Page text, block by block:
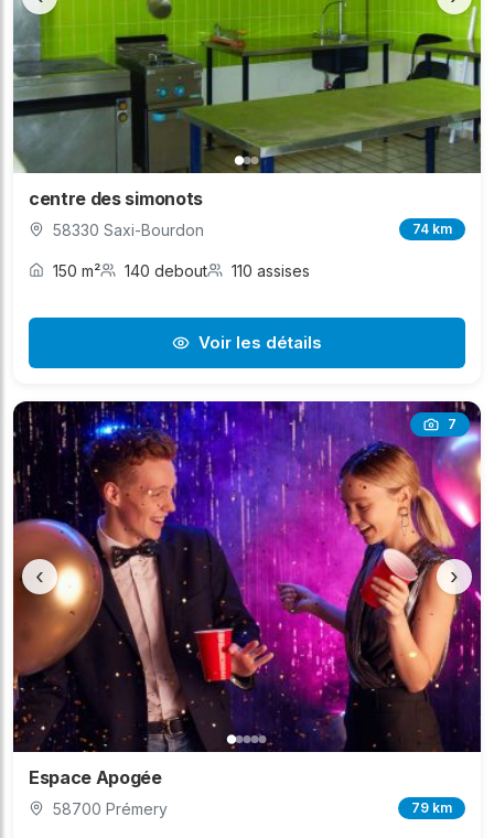
centre des simonots
58330 Saxi-Bourdon 74 km
150 m² 140 debout 110 assises
Voir les détails
7
‹ ›
Espace Apogée
58700 Prémery 79 km